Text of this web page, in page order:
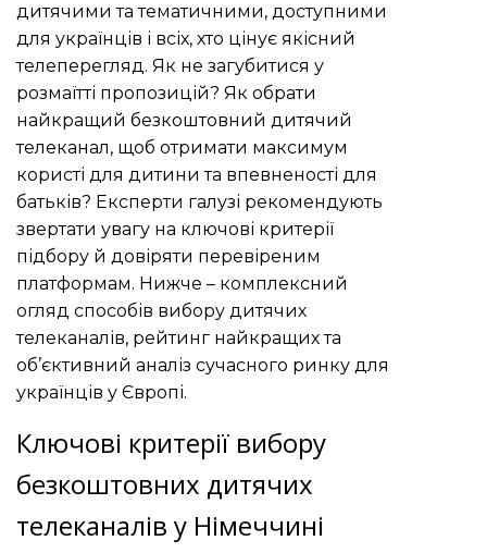
дитячими та тематичними, доступними
для українців і всіх, хто цінує якісний
телеперегляд. Як не загубитися у
розмаїтті пропозицій? Як обрати
найкращий безкоштовний дитячий
телеканал, щоб отримати максимум
користі для дитини та впевненості для
батьків? Експерти галузі рекомендують
звертати увагу на ключові критерії
підбору й довіряти перевіреним
платформам. Нижче – комплексний
огляд способів вибору дитячих
телеканалів, рейтинг найкращих та
об’єктивний аналіз сучасного ринку для
українців у Європі.
Ключові критерії вибору
безкоштовних дитячих
телеканалів у Німеччині